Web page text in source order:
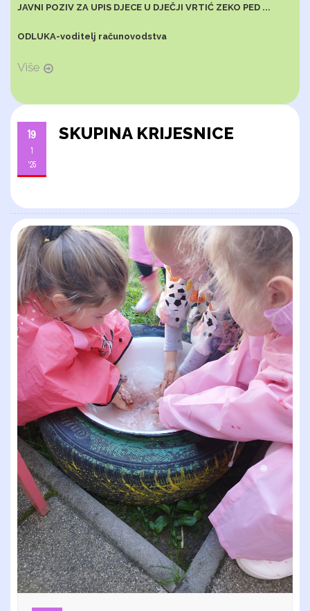
JAVNI POZIV ZA UPIS DJECE U DJEČJI VRTIĆ ZEKO PED ...
ODLUKA-voditelj računovodstva
Više
19
1
'25
SKUPINA KRIJESNICE